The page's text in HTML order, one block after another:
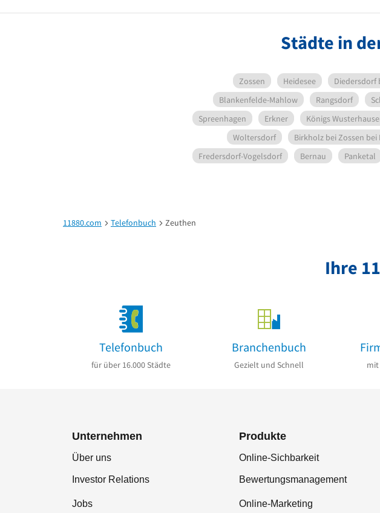
Städte in
Zossen Heidesee Diedersdorf
Blankenfelde-Mahlow
Rangsdorf
Spreenhagen
Erkner Königs
Woltersdorf
Birkholz bei Zossen bei
Fredersdorf-Vogelsdorf
Bernau Panketal
11880.com Telefonbuch Zeuthen
Ihre
Telefonbuch
für über 16.000 Städte
Branchenbuch
Gezielt und Schnell mit
Unternehmen
Über uns
Investor Relations
Jobs
Produkte
Online-Sichbarkeit
Bewertungsmanagement
Online-Marketing